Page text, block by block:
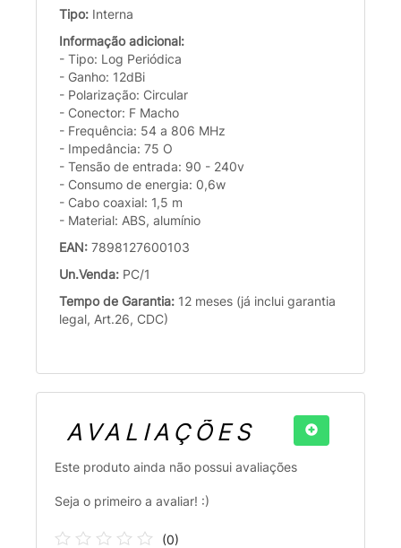
Tipo: Interna
Informação adicional:
- Tipo: Log Periódica
- Ganho: 12dBi
- Polarização: Circular
- Conector: F Macho
- Frequência: 54 a 806 MHz
- Impedância: 75 O
- Tensão de entrada: 90 - 240v
- Consumo de energia: 0,6w
- Cabo coaxial: 1,5 m
- Material: ABS, alumínio
EAN: 7898127600103
Un.Venda: PC/1
Tempo de Garantia: 12 meses (já inclui garantia
legal, Art.26, CDC)
AVALIAÇÕES
Este produto ainda não possui avaliações
Seja o primeiro a avaliar! :)
(0)